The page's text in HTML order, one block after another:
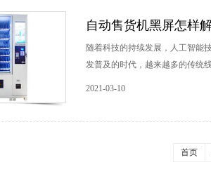
自动售货机黑屏怎样
随着科技的持续发展，人工智能
发普及的时代，越来越多的传统
2021-03-10
首页